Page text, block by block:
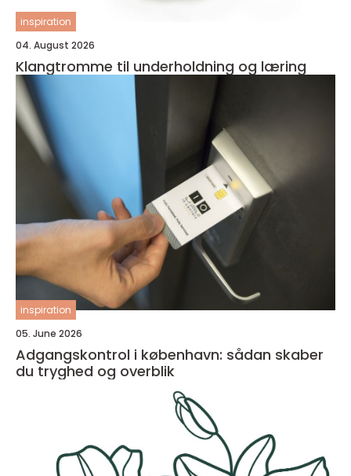
inspiration
04. August 2026
Klangtromme til underholdning og læring
inspiration
05. June 2026
Adgangskontrol i københavn: sådan skaber
du tryghed og overblik